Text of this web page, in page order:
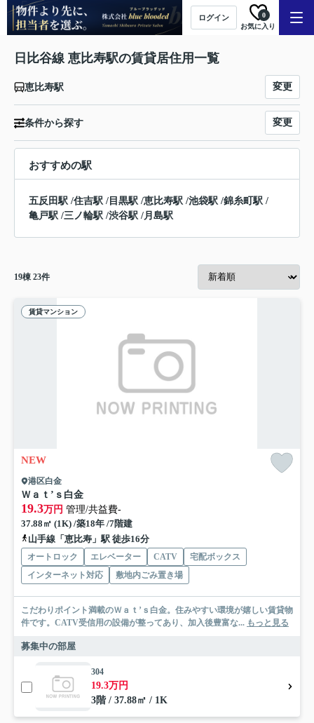
ログイン
お気に入り
0
日比谷線 恵比寿駅の賃貸居住用一覧
恵比寿駅 変更
条件から探す 変更
おすすめの駅
五反田駅 /住吉駅 / 目黒駅 /恵比寿駅 /池袋駅 /錦糸町駅 /
亀戸駅 /三ノ輪駅 /渋谷駅 /月島駅
19棟 23件
賃貸マンション
NEW
港区白金
Ｗａｔ’ｓ白金
19.3万円 管理/共益費-
37.88㎡ (1K) /築18年 /7階建
山手線「恵比寿」駅 徒歩16分
オートロック エレベーター CATV
宅配ボックス
インターネット対応
敷地内ごみ置き場
こだわりポイント満載のＷａｔ’ｓ白金。住みやすい環境が嬉しい賃貸物
件です。CATV受信用の設備が整ってあり、加入後豊富な... もっと見る
募集中の部屋
304
19.3万円
3階 / 37.88㎡ / 1K